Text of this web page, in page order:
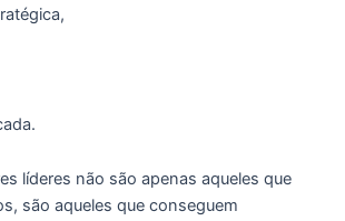
líderes não são apenas aqueles que
são aqueles que conseguem